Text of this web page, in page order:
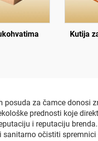
Kutija
posuda za čamce donosi
prednosti koje
i reputaciju
sanitarno očistiti